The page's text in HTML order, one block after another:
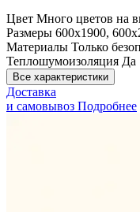
Цвет Много цветов на
Размеры 600x1900,
Материалы Только
Теплошумоизоляция Да
Все характеристики
Доставка
и самовывоз Подробнее